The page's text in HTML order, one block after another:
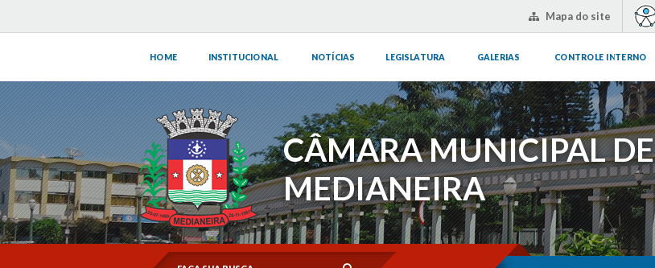
Mapa do site
HOME INSTITUCIONAL NOTÍCIAS LEGISLATURA GALERIAS CONTROLE INTERNO
CÂMARA MUNICIPAL DE
MEDIANEIRA